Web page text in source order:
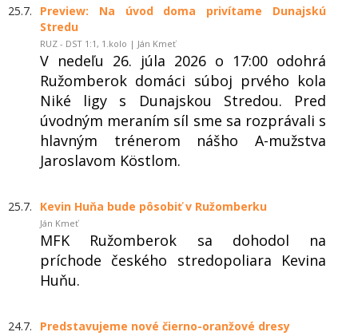
25.7.
Preview: Na úvod doma privítame Dunajskú
Stredu
RUZ - DST 1:1, 1.kolo | Ján Kmeť
V nedeľu 26. júla 2026 o 17:00 odohrá
Ružomberok domáci súboj prvého kola
Niké ligy s Dunajskou Stredou. Pred
úvodným meraním síl sme sa rozprávali s
hlavným trénerom nášho A-mužstva
Jaroslavom Köstlom.
25.7. Kevin Huňa bude pôsobiť v Ružomberku
Ján Kmeť
MFK Ružomberok sa dohodol na
príchode českého stredopoliara Kevina
Huňu.
24.7. Predstavujeme nové čierno-oranžové dresy